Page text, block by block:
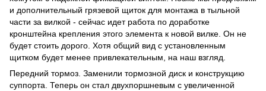
и дополнительный грязевой щиток для монтажа в тыльной
части за вилкой - сейчас идет работа по доработке
кронштейна крепления этого элемента к новой вилке. Он не
будет стоить дорого. Хотя общий вид с установленным
щитком будет менее привлекательным, на наш взгляд.
Передний тормоз. Заменили тормозной диск и конструкцию
суппорта. Теперь он стал двухпоршневым с увеличенной